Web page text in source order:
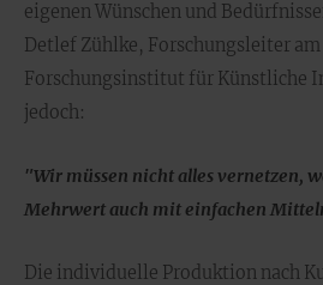
eigenen Wünschen und
Detlef Zühlke, Forschungsleiter
Forschungsinstitut für Künstliche
jedoch:
"Wir müssen nicht alles vernetzen,
Mehrwert auch mit einfachen
Die individuelle Produktion nach